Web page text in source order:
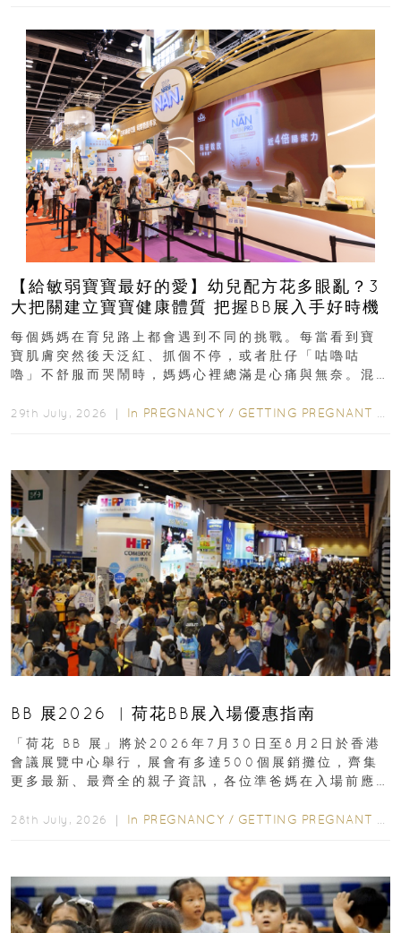
【給敏弱寶寶最好的愛】幼兒配方花多眼亂？3
大把關建立寶寶健康體質 把握BB展入手好時機
每個媽媽在育兒路上都會遇到不同的挑戰。每當看到寶
寶肌膚突然後天泛紅、抓個不停，或者肚仔「咕嚕咕
嚕」不舒服而哭鬧時，媽媽心裡總滿是心痛與無奈。混
29th July, 2026 ｜ In PREGNANCY / GETTING PREGNANT
BB 展2026 ︳荷花BB展入場優惠指南
「荷花 BB 展」將於2026年7月30日至8月2日於香港
會議展覽中心舉行，展會有多達500個展銷攤位，齊集
更多最新、最齊全的親子資訊，各位準爸媽在入場前應
28th July, 2026 ｜ In PREGNANCY / GETTING PREGNANT